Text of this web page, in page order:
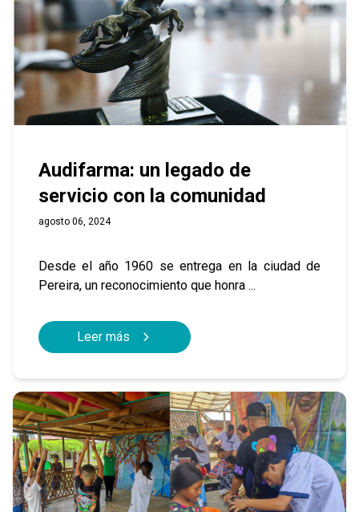
Audifarma: un legado de
servicio con la comunidad
agosto 06, 2024
Desde el año 1960 se entrega en la ciudad de
Pereira, un reconocimiento que honra ...
Leer más